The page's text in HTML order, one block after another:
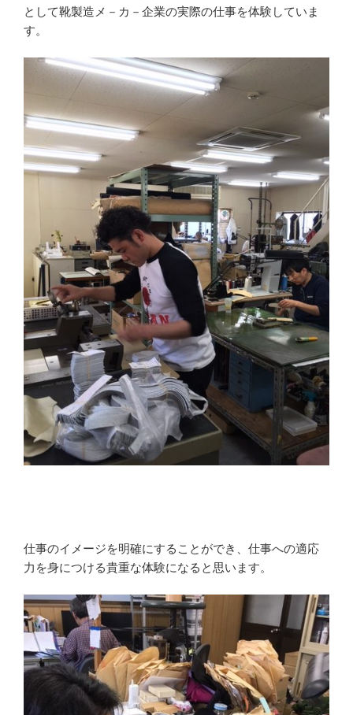
として靴製造メ－カ－企業の実際の仕事を体験していま
す。
仕事のイメージを明確にすることができ、仕事への適応
力を身につける貴重な体験になると思います。